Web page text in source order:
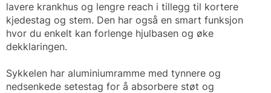
lavere krankhus og lengre reach i tillegg til kortere
kjedestag og stem. Den har også en smart funksjon
hvor du enkelt kan forlenge hjulbasen og øke
dekklaringen.
Sykkelen har aluminiumramme med tynnere og
nedsenkede setestag for å absorbere støt og